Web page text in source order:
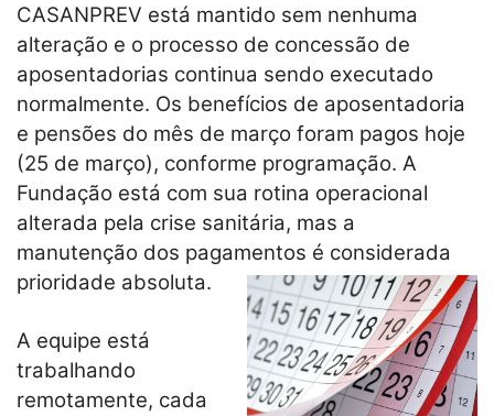
CASANPREV está mantido sem nenhuma
alteração e o processo de concessão de
aposentadorias continua sendo executado
normalmente. Os benefícios de aposentadoria
e pensões do mês de março foram pagos hoje
(25 de março), conforme programação. A
Fundação está com sua rotina operacional
alterada pela crise sanitária, mas a
manutenção dos pagamentos é considerada
prioridade absoluta.
A equipe está
trabalhando
remotamente, cada